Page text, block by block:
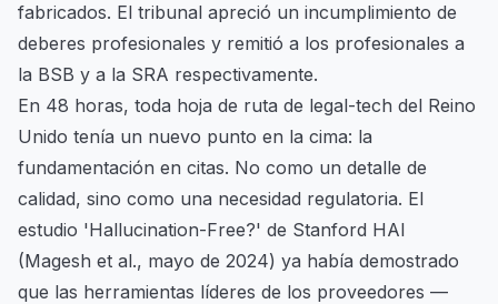
fabricados. El tribunal apreció un incumplimiento de
deberes profesionales y remitió a los profesionales a
la BSB y a la SRA respectivamente.
En 48 horas, toda hoja de ruta de legal-tech del Reino
Unido tenía un nuevo punto en la cima: la
fundamentación en citas. No como un detalle de
calidad, sino como una necesidad regulatoria. El
estudio 'Hallucination-Free?' de Stanford HAI
(Magesh et al., mayo de 2024) ya había demostrado
que las herramientas líderes de los proveedores —